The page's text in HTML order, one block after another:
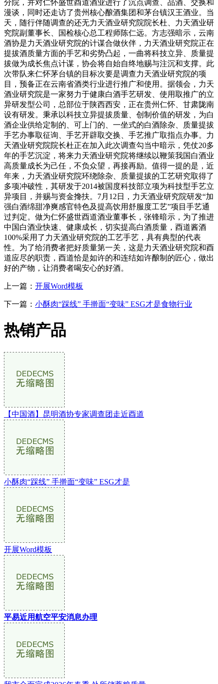
分院，并对仁怀盛世酉道酒业进行了沉点调查、品酒、交换和
漫谈，同时还走访了贵州核心酿酒集团和茅台镇汉王酒业。当
天，随行伴随调查的还无力天酒业研究院院长杜、力天酒业研
究院副董事长、国检核心总工程师陈仁远。方志强暗示，云南
酒协是力天酒业研究院的计谋合做伙伴，力天酒业研究院正在
提拔酒质量方面的手艺和劣势凸起，一曲将科技立异、质量提
拔做为成长焦点计谋，协会将自始自终地赐与注沉和支撑。此
次带队来仁怀茅台镇的目标次要是调查力天酒业研究院的项
目，预备正在云南省酒类行业进行推广和使用。据领会，力天
酒业研究院是一家努力于健康白酒手艺研发、使用取推广的立
异研发型公司，总部位于陕西西安，正在贵州仁怀、甘肃陇南
设有研发。秉承以科技立异提拔质量、创制价值的研发，为白
酒企业供给定制的、可上门的、一坐式的白酒除杂、质量提拔
手艺办事取征询、手艺开辟取交换、手艺推广取指点办事。力
天酒业研究院院长杜正在加入此次调查勾当中暗示，凭仗20多
年的手艺沉淀，将来力天酒业研究院将继续以鞭策我国白酒业
高质量成长为己任，不负众望，再接再励。值得一提的是，近
年来，力天酒业研究院环绕除杂、质量提拔的工艺研究取得了
多项冲破性，其研发于2014被国度科技部立项为科技型手艺立
异项目，并赐与资金搀扶。7月12日，力天酒业研究院研发“加
强白酒绵甜净爽感官特色及提高饮用舒服度工艺”项目手艺通
过判定。做为仁怀盛世酉道酒业董事长，张锋暗示，为了推进
中国白酒业快速、健康成长，切实提高白酒质量，酉道酱酒
100%采用了力天酒业研究院的工艺手艺，具有典型的代表
性。为了给消费者把好质量第一关，这是力天酒业研究院和酉
道应尽的职责，酉道恰是如许的和连结如许酿制的匠心，做出
好的产物，让消费者喝安心的好酒。
上一篇： 开展Word模板
下一篇： 小酥肉“踩线” 手擀面“变味” ESG才是食物行业
热销产品
【中国酒】昆明酒协专家调查团走近酉道
小酥肉“踩线” 手擀面“变味” ESG才是
开展Word模板
平易近用航空平安消息办理